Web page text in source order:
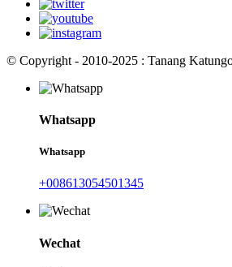
© Copyright - 2010-2025 : Tanang
Whatsapp
Whatsapp
+008613054501345
Wechat